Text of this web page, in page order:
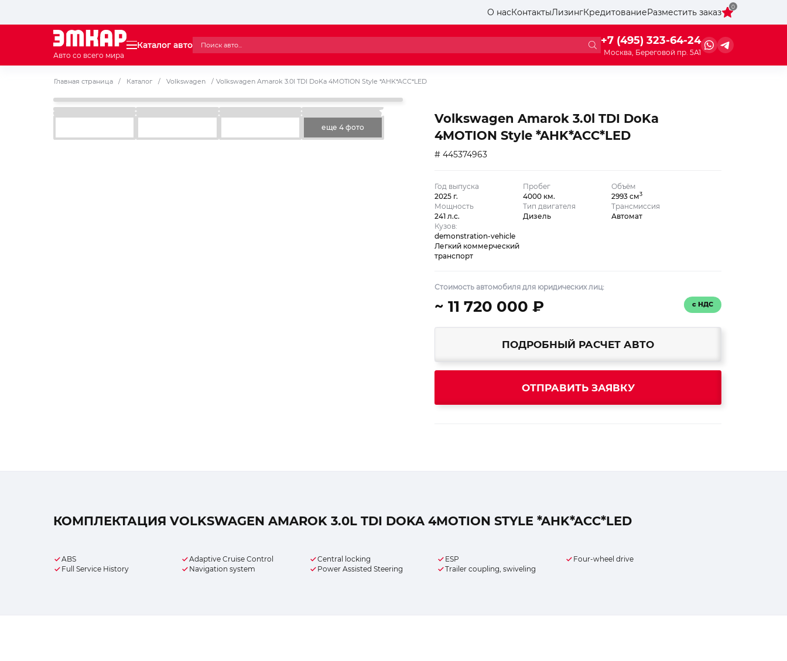
О насКонтактыЛизингКредитованиеРазместить заказ
0
Авто со всего мира
Каталог авто +7 (495) 323-64-24
Москва, Береговой пр. 5А1
Главная страница / Каталог / Volkswagen / Volkswagen Amarok 3.0l TDI DoKa 4MOTION Style *AHK*ACC*LED
еще 4 фото
Volkswagen Amarok 3.0l TDI DoKa
4MOTION Style *AHK*ACC*LED
# 445374963
Год выпуска
2025 г.
Пробег
4000 км.
Объём
2993 см3
Мощность
241 л.с.
Тип двигателя
Дизель
Трансмиссия
Автомат
Кузов:
demonstration-vehicle
Легкий коммерческий
транспорт
Стоимость автомобиля для юридических лиц:
~ 11 720 000 ₽ с НДС
ПОДРОБНЫЙ РАСЧЕТ АВТО
ОТПРАВИТЬ ЗАЯВКУ
КОМПЛЕКТАЦИЯ VOLKSWAGEN AMAROK 3.0L TDI DOKA 4MOTION STYLE *AHK*ACC*LED
ABS Adaptive Cruise Control Central locking ESP
Four-wheel drive
Full Service History
Navigation system Power Assisted Steering Trailer coupling, swiveling